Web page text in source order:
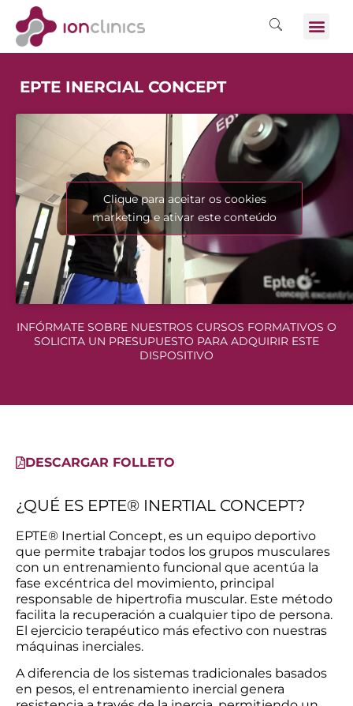
EPTE INERCIAL CONCEPT
Clique para aceitar os cookies
marketing e ativar este conteúdo
INFÓRMATE SOBRE NUESTROS CURSOS FORMATIVOS O
SOLICITA UN PRESUPUESTO PARA ADQUIRIR ESTE
DISPOSITIVO
DESCARGAR FOLLETO
¿QUÉ ES EPTE® INERTIAL CONCEPT?
EPTE® Inertial Concept, es un equipo deportivo
que permite trabajar todos los grupos musculares
con un entrenamiento funcional que acentúa la
fase excéntrica del movimiento, principal
responsable de hipertrofia muscular. Este método
facilita la recuperación a cualquier tipo de persona.
El ejercicio terapéutico más efectivo con nuestras
máquinas inerciales.
A diferencia de los sistemas tradicionales basados
en pesos, el entrenamiento inercial genera